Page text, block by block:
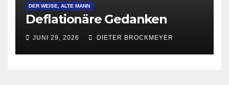
DER WEISE, ALTE MANN
Deflationäre Gedanken
JUNI 29, 2026 DIETER BROCKMEYER